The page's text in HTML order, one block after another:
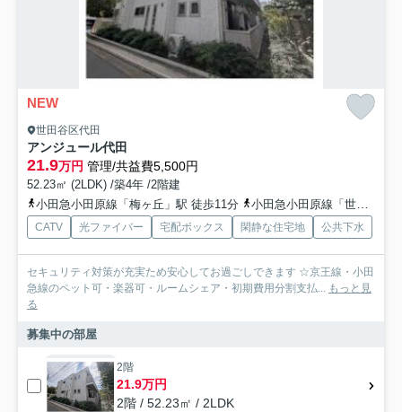
NEW
世田谷区代田
アンジュール代田
21.9万円 管理/共益費5,500円
52.23㎡ (2LDK) /築4年 /2階建
小田急小田原線「梅ヶ丘」駅 徒歩11分
小田急小田原線「世田谷代田」駅 徒歩10分
CATV 光ファイバー 宅配ボックス 閑静な住宅地 公共下水
セキュリティ対策が充実ため安心してお過ごしできます ☆京王線・小田
急線のペット可・楽器可・ルームシェア・初期費用分割支払... もっと見
る
募集中の部屋
2階
21.9万円
2階 / 52.23㎡ / 2LDK